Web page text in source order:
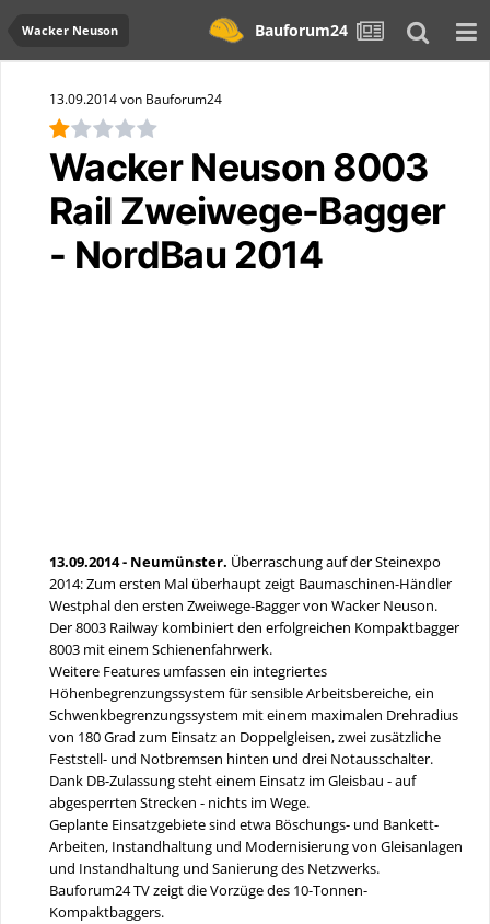
Wacker Neuson Bauforum24
13.09.2014 von Bauforum24
Wacker Neuson 8003
Rail Zweiwege-Bagger
- NordBau 2014
13.09.2014 - Neumünster. Überraschung auf der Steinexpo
2014: Zum ersten Mal überhaupt zeigt Baumaschinen-Händler
Westphal den ersten Zweiwege-Bagger von Wacker Neuson.
Der 8003 Railway kombiniert den erfolgreichen Kompaktbagger
8003 mit einem Schienenfahrwerk.
Weitere Features umfassen ein integriertes
Höhenbegrenzungssystem für sensible Arbeitsbereiche, ein
Schwenkbegrenzungssystem mit einem maximalen Drehradius
von 180 Grad zum Einsatz an Doppelgleisen, zwei zusätzliche
Feststell- und Notbremsen hinten und drei Notausschalter.
Dank DB-Zulassung steht einem Einsatz im Gleisbau - auf
abgesperrten Strecken - nichts im Wege.
Geplante Einsatzgebiete sind etwa Böschungs- und Bankett-
Arbeiten, Instandhaltung und Modernisierung von Gleisanlagen
und Instandhaltung und Sanierung des Netzwerks.
Bauforum24 TV zeigt die Vorzüge des 10-Tonnen-
Kompaktbaggers.